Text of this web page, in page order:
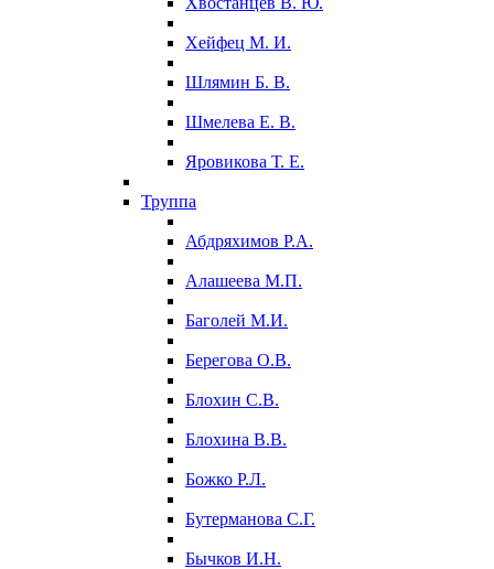
Хейфец М. И.
Шлямин Б. В.
Шмелева Е. В.
Яровикова Т. Е.
Труппа
Абдряхимов Р.А.
Алашеева М.П.
Баголей М.И.
Берегова О.В.
Блохин С.В.
Блохина В.В.
Божко Р.Л.
Бутерманова С.Г.
Бычков И.Н.